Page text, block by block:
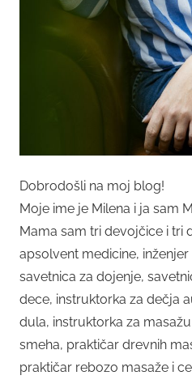
Dobrodošli na moj blog!
Moje ime je Milena i ja sam
Mama sam tri devojčice i tri
apsolvent medicine,
savetnica za dojenje,
dece, instruktorka za dečja
dula, instruktorka za
smeha, praktičar drevnih
praktičar rebozo masaže i